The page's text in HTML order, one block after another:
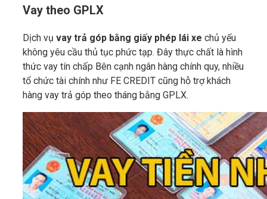
Vay theo GPLX
Dịch vụ vay trả góp bằng giấy phép lái xe chủ yếu
không yêu cầu thủ tục phức tạp. Đây thực chất là hình
thức vay tín chấp Bên cạnh ngân hàng chính quy, nhiều
tổ chức tài chính như FE CREDIT cũng hỗ trợ khách
hàng vay trả góp theo tháng bằng GPLX.